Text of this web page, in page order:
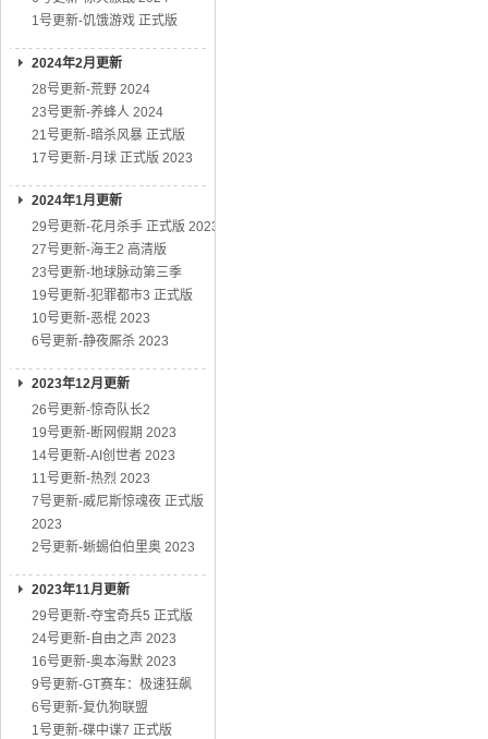
1号更新-饥饿游戏 正式版
2024年2月更新
28号更新-荒野 2024
23号更新-养蜂人 2024
21号更新-暗杀风暴 正式版
17号更新-月球 正式版 2023
2024年1月更新
29号更新-花月杀手 正式版 2023
27号更新-海王2 高清版
23号更新-地球脉动第三季
19号更新-犯罪都市3 正式版
10号更新-恶棍 2023
6号更新-静夜厮杀 2023
2023年12月更新
26号更新-惊奇队长2
19号更新-断网假期 2023
14号更新-AI创世者 2023
11号更新-热烈 2023
7号更新-威尼斯惊魂夜 正式版
2023
2号更新-蜥蜴伯伯里奥 2023
2023年11月更新
29号更新-夺宝奇兵5 正式版
24号更新-自由之声 2023
16号更新-奥本海默 2023
9号更新-GT赛车：极速狂飙
6号更新-复仇狗联盟
1号更新-碟中谍7 正式版